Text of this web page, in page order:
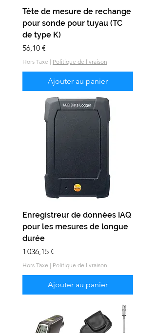
Tête de mesure de rechange
pour sonde pour tuyau (TC
de type K)
Prix
56,10 €
Hors Taxe | Politique de livraison
Ajouter au panier
Enregistreur de données IAQ
pour les mesures de longue
durée
Prix
1 036,15 €
Hors Taxe | Politique de livraison
Ajouter au panier